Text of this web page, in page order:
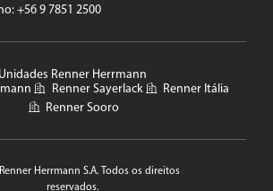
+56 9 7851 2500
Unidades Renner Herrmann
Renner Sayerlack
Renner Itália
Renner Sooro
Herrmann S.A. Todos os direitos
reservados.